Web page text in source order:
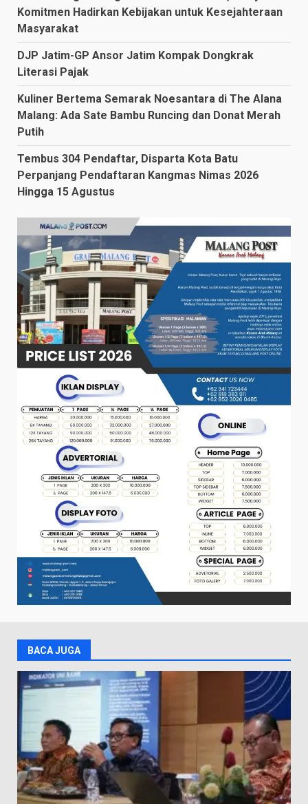
Komitmen Hadirkan Kebijakan untuk Kesejahteraan
Masyarakat
DJP Jatim-GP Ansor Jatim Kompak Dongkrak
Literasi Pajak
Kuliner Bertema Semarak Noesantara di The Alana
Malang: Ada Sate Bambu Runcing dan Donat Merah
Putih
Tembus 304 Pendaftar, Disparta Kota Batu
Perpanjang Pendaftaran Kangmas Nimas 2026
Hingga 15 Agustus
BACA JUGA